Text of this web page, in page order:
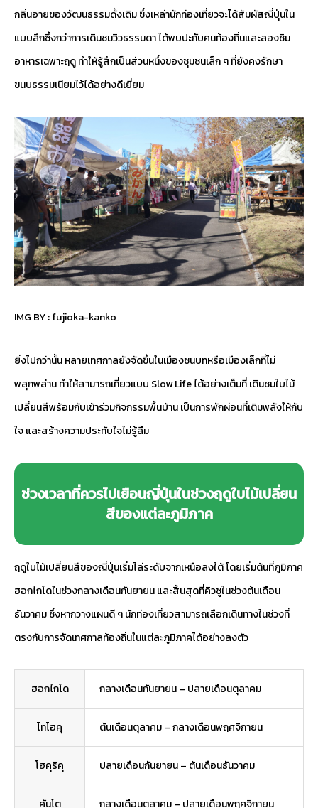
กลิ่นอายของวัฒนธรรมดั้งเดิม ซึ่งเหล่านักท่องเที่ยวจะได้สัมผัสญี่ปุ่นใน
แบบลึกซึ้งกว่าการเดินชมวิวธรรมดา ได้พบปะกับคนท้องถิ่นและลองชิม
อาหารเฉพาะฤดู ทำให้รู้สึกเป็นส่วนหนึ่งของชุมชนเล็ก ๆ ที่ยังคงรักษา
ขนบธรรมเนียมไว้ได้อย่างดีเยี่ยม
IMG BY :fujioka-kanko
ยิ่งไปกว่านั้น หลายเทศกาลยังจัดขึ้นในเมืองชนบทหรือเมืองเล็กที่ไม่
พลุกพล่าน ทำให้สามารถเที่ยวแบบ Slow Life ได้อย่างเต็มที่ เดินชมใบไม้
เปลี่ยนสีพร้อมกับเข้าร่วมกิจกรรมพื้นบ้าน เป็นการพักผ่อนที่เติมพลังให้กับ
ใจ และสร้างความประทับใจไม่รู้ลืม
ช่วงเวลาที่ควรไปเยือนญี่ปุ่นในช่วงฤดูใบไม้เปลี่ยน
สีของแต่ละภูมิภาค
ฤดูใบไม้เปลี่ยนสีของญี่ปุ่นเริ่มไล่ระดับจากเหนือลงใต้ โดยเริ่มต้นที่ภูมิภาค
ฮอกไกโดในช่วงกลางเดือนกันยายน และสิ้นสุดที่คิวชูในช่วงต้นเดือน
ธันวาคม ซึ่งหากวางแผนดี ๆ นักท่องเที่ยวสามารถเลือกเดินทางในช่วงที่
ตรงกับการจัดเทศกาลท้องถิ่นในแต่ละภูมิภาคได้อย่างลงตัว
ฮอกไกโด กลางเดือนกันยายน – ปลายเดือนตุลาคม
โทโฮคุ ต้นเดือนตุลาคม – กลางเดือนพฤศจิกายน
โฮคุริคุ ปลายเดือนกันยายน – ต้นเดือนธันวาคม
คันโต กลางเดือนตุลาคม – ปลายเดือนพฤศจิกายน